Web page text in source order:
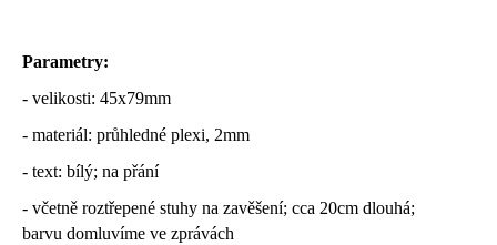
Parametry:
- velikosti: 45x79mm
- materiál: průhledné plexi, 2mm
- text: bílý; na přání
- včetně roztřepené stuhy na zavěšení; cca 20cm dlouhá;
barvu domluvíme ve zprávách
m